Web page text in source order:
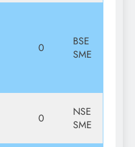
0
BSE
SME
0
NSE
SME